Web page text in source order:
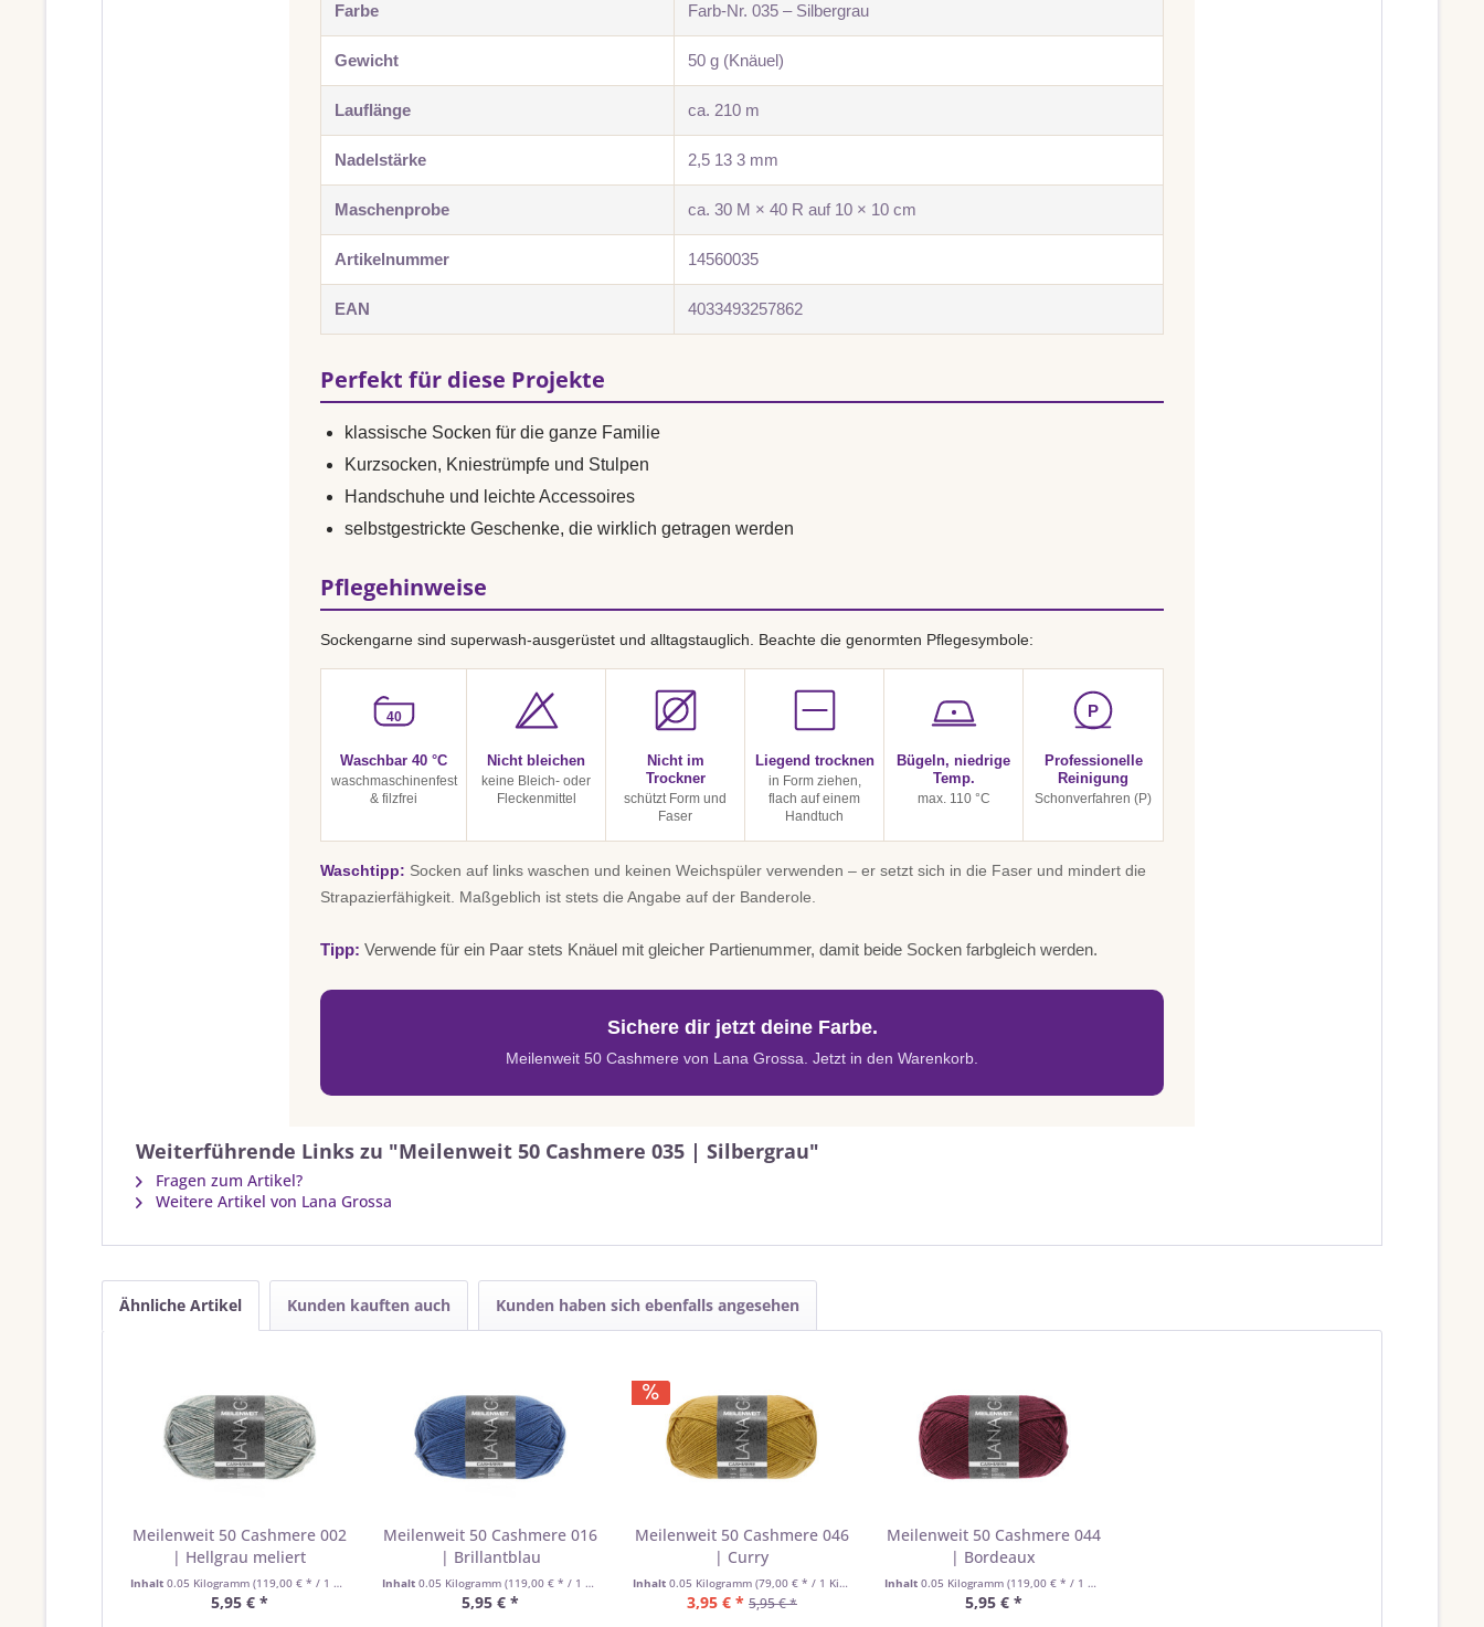
Farbe Farb-Nr. 035 – Silbergrau
Gewicht 50 g (Knäuel)
Lauflänge ca. 210 m
Nadelstärke 2,5 13 3 mm
Maschenprobe ca. 30 M × 40 R auf 10 × 10 cm
Artikelnummer 14560035
EAN 4033493257862
Perfekt für diese Projekte
klassische Socken für die ganze Familie
Kurzsocken, Kniestrümpfe und Stulpen
Handschuhe und leichte Accessoires
selbstgestrickte Geschenke, die wirklich getragen werden
Pflegehinweise
Sockengarne sind superwash-ausgerüstet und alltagstauglich. Beachte die genormten Pflegesymbole:
40
Waschbar 40 °C
waschmaschinenfest
& filzfrei
Nicht bleichen
keine Bleich- oder
Fleckenmittel
Nicht im
Trockner
schützt Form und
Faser
Liegend trocknen
in Form ziehen,
flach auf einem
Handtuch
Bügeln, niedrige
Temp.
max. 110 °C
P
Professionelle
Reinigung
Schonverfahren (P)
Waschtipp: Socken auf links waschen und keinen Weichspüler verwenden – er setzt sich in die Faser und mindert die
Strapazierfähigkeit. Maßgeblich ist stets die Angabe auf der Banderole.
Tipp: Verwende für ein Paar stets Knäuel mit gleicher Partienummer, damit beide Socken farbgleich werden.
Sichere dir jetzt deine Farbe.
Meilenweit 50 Cashmere von Lana Grossa. Jetzt in den Warenkorb.
Weiterführende Links zu "Meilenweit 50 Cashmere 035 | Silbergrau"
Fragen zum Artikel?
Weitere Artikel von Lana Grossa
Ähnliche Artikel Kunden kauften auch Kunden haben sich ebenfalls angesehen
Meilenweit 50 Cashmere 002
| Hellgrau meliert
Inhalt 0.05 Kilogramm (119,00 € * / 1 Kilogramm)
5,95 € *
Meilenweit 50 Cashmere 016
| Brillantblau
Inhalt 0.05 Kilogramm (119,00 € * / 1 Kilogramm)
5,95 € *
Meilenweit 50 Cashmere 046
| Curry
Inhalt0.05 Kilogramm(79,00 € * / 1 Kilogramm)
3,95 € * 5,95 € *
Meilenweit 50 Cashmere 044
| Bordeaux
Inhalt 0.05 Kilogramm (119,00 € * / 1 Kilogramm)
5,95 € *